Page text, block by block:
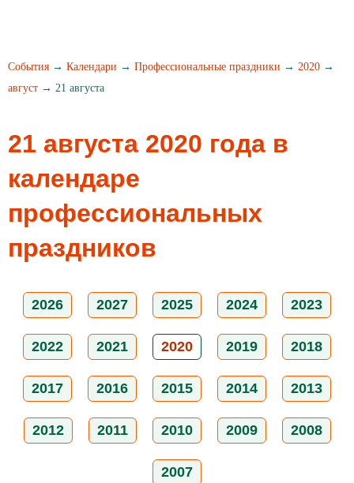
События → Календари → Профессиональные праздники → 2020 →
август → 21 августа
21 августа 2020 года в
календаре
профессиональных
праздников
2026 2027 2025 2024 2023
2022 2021 2020 2019 2018
2017 2016 2015 2014 2013
2012 2011 2010 2009 2008
2007